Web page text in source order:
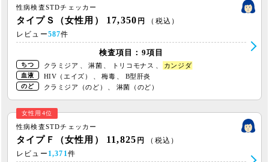
性病検査STDチェッカー
タイプＳ（女性用） 17,350 円
（税込）
レビュー587件
検査項目：9項目
ちつ クラミジア 淋菌 トリコモナス カンジダ
血液 HIV（エイズ） 梅毒 B型肝炎
のど クラミジア（のど） 淋菌（のど）
女性用4位
性病検査STDチェッカー
タイプＦ（女性用） 11,825 円
（税込）
レビュー 1,371 件